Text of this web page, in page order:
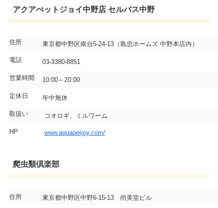
アクアぺットジョイ中野店 セルバス中野
住所 東京都中野区南台5-24-13（島忠ホームズ 中野本店内）
電話 03-3380-8851
営業時間 10:00～20:00
定休日 年中無休
取扱い コオロギ、ミルワーム
HP www.aquapetjoy.com/
爬虫類倶楽部
住所 東京都中野区中野6-15-13 尚美堂ビル